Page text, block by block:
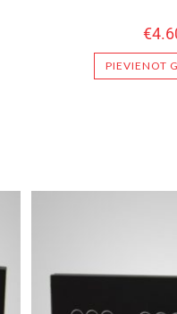
€
PIEVIENOT